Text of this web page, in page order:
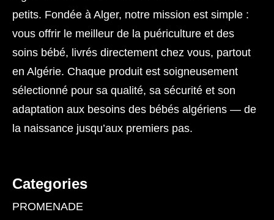
petits. Fondée à Alger, notre mission est simple :
vous offrir le meilleur de la puériculture et des
soins bébé, livrés directement chez vous, partout
en Algérie. Chaque produit est soigneusement
sélectionné pour sa qualité, sa sécurité et son
adaptation aux besoins des bébés algériens — de
la naissance jusqu’aux premiers pas.
Categories
PROMENADE